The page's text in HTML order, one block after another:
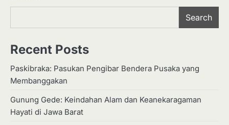
Search
Recent Posts
Paskibraka: Pasukan Pengibar Bendera Pusaka yang
Membanggakan
Gunung Gede: Keindahan Alam dan Keanekaragaman
Hayati di Jawa Barat